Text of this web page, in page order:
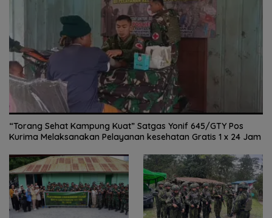
“Torang Sehat Kampung Kuat” Satgas Yonif 645/GTY Pos
Kurima Melaksanakan Pelayanan kesehatan Gratis 1 x 24 Jam